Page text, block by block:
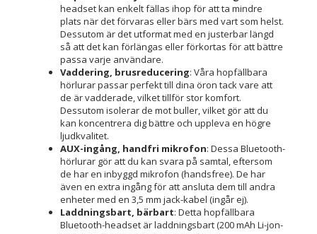
headset kan enkelt fällas ihop för att ta mindre
plats när det förvaras eller bärs med vart som helst.
Dessutom är det utformat med en justerbar längd
så att det kan förlängas eller förkortas för att bättre
passa varje användare.
Vaddering, brusreducering: Våra hopfällbara
hörlurar passar perfekt till dina öron tack vare att
de är vadderade, vilket tillför stor komfort.
Dessutom isolerar de mot buller, vilket gör att du
kan koncentrera dig bättre och uppleva en högre
ljudkvalitet.
AUX-ingång, handfri mikrofon: Dessa Bluetooth-
hörlurar gör att du kan svara på samtal, eftersom
de har en inbyggd mikrofon (handsfree). De har
även en extra ingång för att ansluta dem till andra
enheter med en 3,5 mm jack-kabel (ingår ej).
Laddningsbart, bärbart: Detta hopfällbara
Bluetooth-headset är laddningsbart (200 mAh Li-jon-